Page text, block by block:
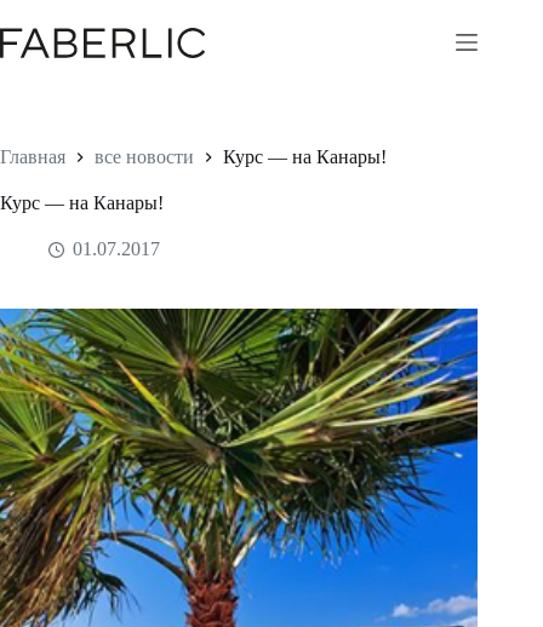
к
сути
Главная все новости Курс — на Канары!
Курс — на Канары!
01.07.2017